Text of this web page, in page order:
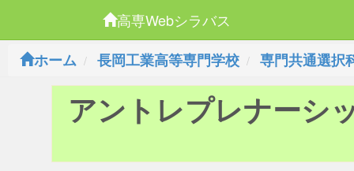
高専Webシラバス
ホーム
長岡工業高等専門学校 専門共通選択
アントレプレナーシ